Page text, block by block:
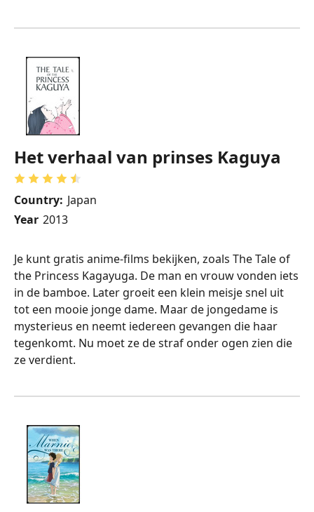
Het verhaal van prinses Kaguya
Country: Japan
Year 2013
Je kunt gratis anime-films bekijken, zoals The Tale of
the Princess Kagayuga. De man en vrouw vonden iets
in de bamboe. Later groeit een klein meisje snel uit
tot een mooie jonge dame. Maar de jongedame is
mysterieus en neemt iedereen gevangen die haar
tegenkomt. Nu moet ze de straf onder ogen zien die
ze verdient.